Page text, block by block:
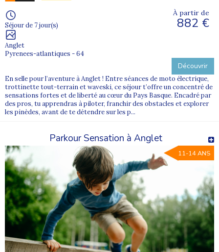
Séjour de 7 jour(s)
Anglet
Pyrenees-atlantiques - 64
À partir de
882 €
Découvrir
En selle pour l’aventure à Anglet ! Entre séances de moto électrique,
trottinette tout-terrain et waveski, ce séjour t’offre un concentré de
sensations fortes et de liberté au cœur du Pays Basque. Encadré par
des pros, tu apprendras à piloter, franchir des obstacles et explorer
les pinèdes, avant de te détendre sur les p...
Parkour Sensation à Anglet
11-14 ANS